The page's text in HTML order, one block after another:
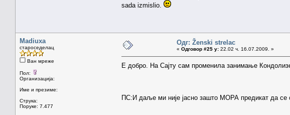
sada izmislio.
Madiuxa
староседелац
Ван мреже
Пол:
Организација:
Име и презиме:
Струка:
Поруке: 7.477
Одг: Ženski strelac
« Одговор #25 у: 22.02 ч. 16.07.2009. »
Е добро. На Сајту сам променила занимање
ПС:И даље ми није јасно зашто МОРА предикат да се